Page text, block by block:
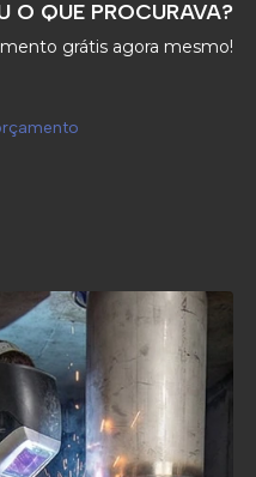
O QUE PROCURAVA?
grátis agora mesmo!